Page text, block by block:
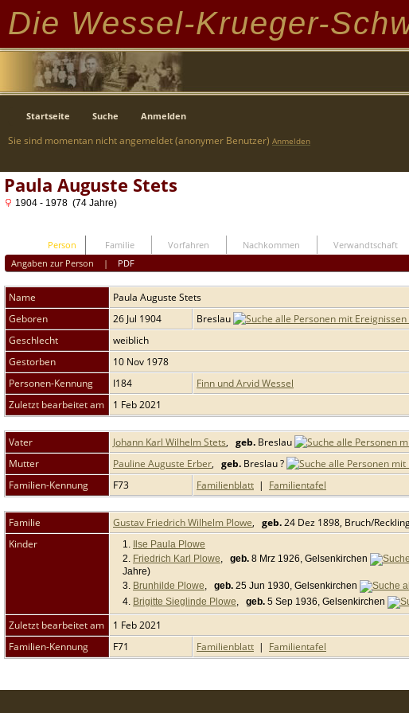
Die Wessel-Krueger-
Startseite Suche Anmelden
Sie sind momentan nicht angemeldet (anonymer Benutzer) Anmelden
Paula Auguste Stets
1904 - 1978 (74 Jahre)
Person Familie Vorfahren Nachkommen Verwandtschaft
Angaben zur Person | PDF
Name Paula Auguste Stets
Geboren
26 Jul 1904
Breslau
Geschlecht
weiblich
Gestorben
10 Nov 1978
Personen-Kennung
I184
Finn und Arvid Wessel
Zuletzt bearbeitet am
1 Feb 2021
Vater Johann Karl Wilhelm Stets, geb. Breslau
Mutter
Pauline Auguste Erber, geb. Breslau ?
Familien-Kennung
F73 Familienblatt | Familientafel
Familie Gustav Friedrich Wilhelm Plowe, geb.24 Dez 1898, Bruch/
Kinder
1.
Ilse Paula Plowe
2. Friedrich Karl Plowe, geb. 8 Mrz 1926, Gelsenkirchen
Jahre)
3. Brunhilde Plowe, geb. 25 Jun 1930, Gelsenkirchen
4. Brigitte Sieglinde Plowe, geb. 5 Sep 1936, Gelsenkirchen
Zuletzt bearbeitet am
1 Feb 2021
Familien-Kennung
F71 Familienblatt | Familientafel